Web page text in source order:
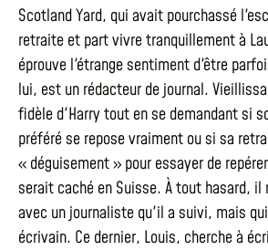
Scotland Yard, qui avait pourchassé
retraite et part vivre tranquillement à
éprouve l'étrange sentiment d'être
lui, est un rédacteur de journal.
fidèle d'Harry tout en se demandant si
préféré se repose vraiment ou si sa
« déguisement » pour essayer de
serait caché en Suisse. À tout hasard, il
avec un journaliste qu'il a suivi, mais
écrivain. Ce dernier, Louis, cherche à